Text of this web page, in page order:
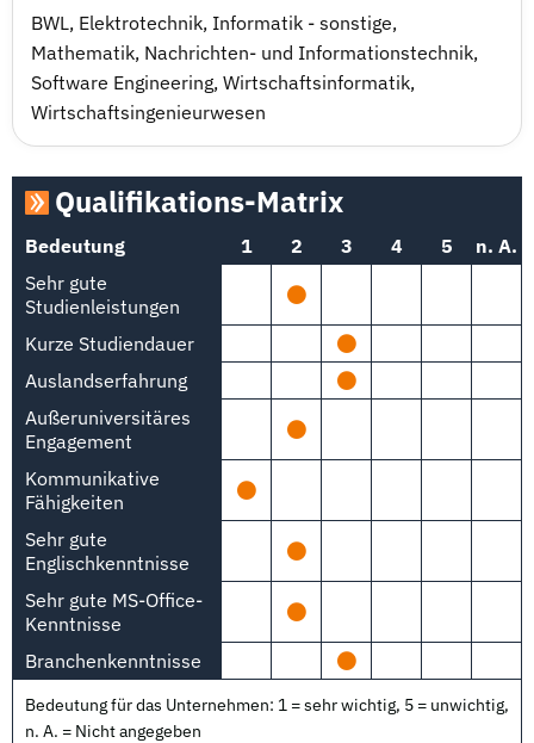
BWL, Elektrotechnik, Informatik - sonstige,
Mathematik, Nachrichten- und Informationstechnik,
Software Engineering, Wirtschaftsinformatik,
Wirtschaftsingenieurwesen
Qualifikations-Matrix
Bedeutung 1 2 3 4 5
n. A.
Sehr gute
Studienleistungen
Kurze Studiendauer
Auslandserfahrung
Außeruniversitäres
Engagement
Kommunikative
Fähigkeiten
Sehr gute
Englischkenntnisse
Sehr gute MS-Office-
Kenntnisse
Branchenkenntnisse
Bedeutung für das Unternehmen: 1 = sehr wichtig, 5 = unwichtig,
n. A. = Nicht angegeben